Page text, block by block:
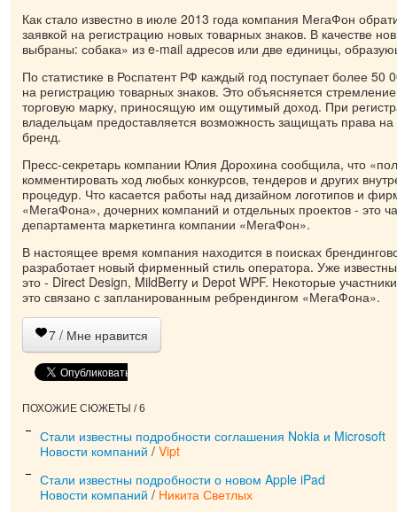
Как стало известно в июле 2013 года компания МегаФон
заявкой на регистрацию новых товарных знаков. В качестве
выбраны: собака» из e-mail адресов или две единицы,
По статистике в Роспатент РФ каждый год поступает более 50
на регистрацию товарных знаков. Это объясняется
торговую марку, приносящую им ощутимый доход. При
владельцам предоставляется возможность защищать права
бренд.
Пресс-секретарь компании Юлия Дорохина сообщила, что
комментировать ход любых конкурсов, тендеров и других
процедур. Что касается работы над дизайном логотипов и
«МегаФона», дочерних компаний и отдельных проектов - это
департамента маркетинга компании «МегаФон».
В настоящее время компания находится в поисках
разработает новый фирменный стиль оператора. Уже известны
это - Direct Design, MildBerry и Depot WPF. Некоторые
это связано с запланированным ребрендингом «МегаФона».
7 / Мне нравится
ПОХОЖИЕ СЮЖЕТЫ / 6
Стали известны подробности соглашения Nokia и Microsoft
Новости компаний / Vipt
Стали известны подробности о новом Apple iPad
Новости компаний / Никита Светлых